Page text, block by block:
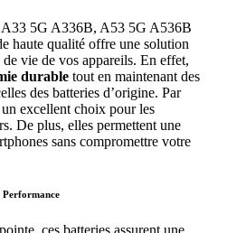
A33 5G A336B, A53 5G A536B
haute qualité offre une solution
vie de vos appareils. En effet,
durable tout en maintenant des
des batteries d’origine. Par
excellent choix pour les
De plus, elles permettent une
sans compromettre votre
Performance
ces batteries assurent une